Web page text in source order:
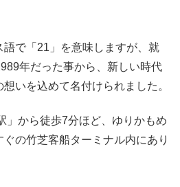
語で「21」を意味しますが、就
年だった事から、新しい時代
いを込めて名付けられました。
」から徒歩7分ほど、ゆりかもめ
ぐの竹芝客船ターミナル内にあり